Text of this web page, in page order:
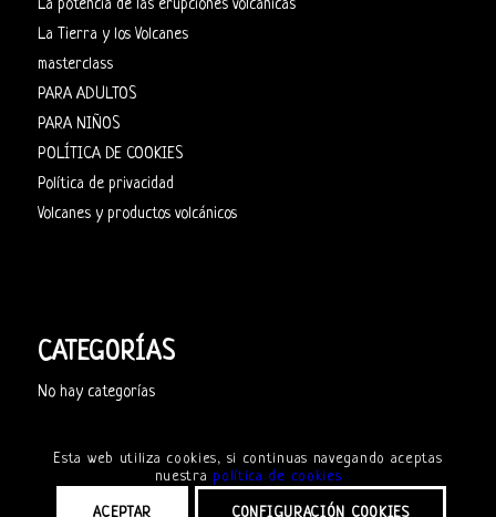
La potencia de las erupciones volcánicas
La Tierra y los Volcanes
masterclass
PARA ADULTOS
PARA NIÑOS
POLÍTICA DE COOKIES
Política de privacidad
Volcanes y productos volcánicos
CATEGORÍAS
No hay categorías
Esta web utiliza cookies, si continuas navegando aceptas
nuestra política de cookies
ACEPTAR CONFIGURACIÓN COOKIES